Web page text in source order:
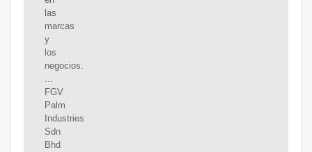
las
marcas
y
los
negocios.
...
FGV
Palm
Industries
Sdn
Bhd